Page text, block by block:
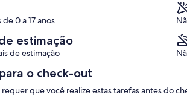
0 a 17 anos
estimação
de estimação
o check-out
que você realize estas tarefas antes do